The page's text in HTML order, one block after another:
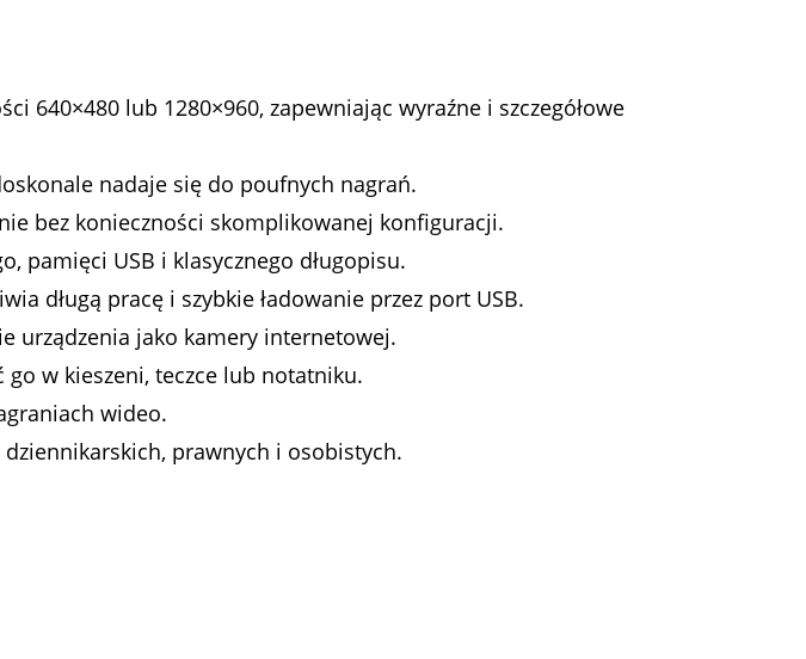
640×480 lub 1280×960, zapewniając wyraźne i szczegółowe
nadaje się do poufnych nagrań.
bez konieczności skomplikowanej konfiguracji.
pamięci USB i klasycznego długopisu.
długą pracę i szybkie ładowanie przez port USB.
urządzenia jako kamery internetowej.
w kieszeni, teczce lub notatniku.
wideo.
prawnych i osobistych.